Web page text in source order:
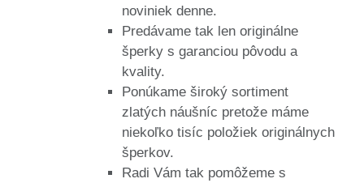
noviniek denne.
Predávame tak len originálne
šperky s garanciou pôvodu a
kvality.
Ponúkame široký sortiment
zlatých náušníc pretože máme
niekoľko tisíc položiek originálnych
šperkov.
Radi Vám tak pomôžeme s